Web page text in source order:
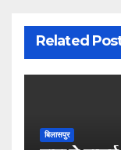
Related
बिलासपुर